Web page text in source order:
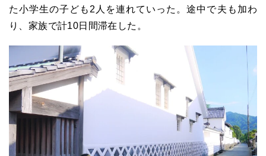
た小学生の子ども2人を連れていった。途中で夫も加わ
り、家族で計10日間滞在した。